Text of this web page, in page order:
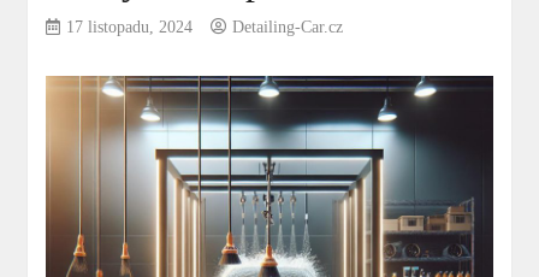
17 listopadu, 2024 Detailing-Car.cz